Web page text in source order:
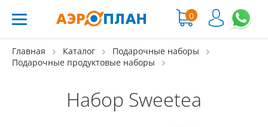
0
Главная Каталог
Подарочные наборы
Подарочные продуктовые наборы
Набор Sweetea